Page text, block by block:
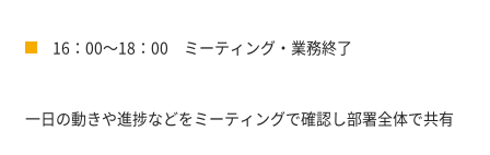
16：00～18：00 ミーティング・業務終了
一日の動きや進捗などをミーティングで確認し部署全体で共有